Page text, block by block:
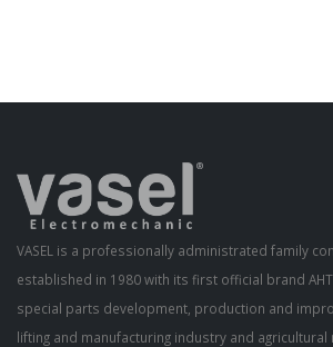
VASEL is a professionally administrated family
established in 1980 with its first official brand
special parts development, production and
lifting and manufacturing industry and agricultural